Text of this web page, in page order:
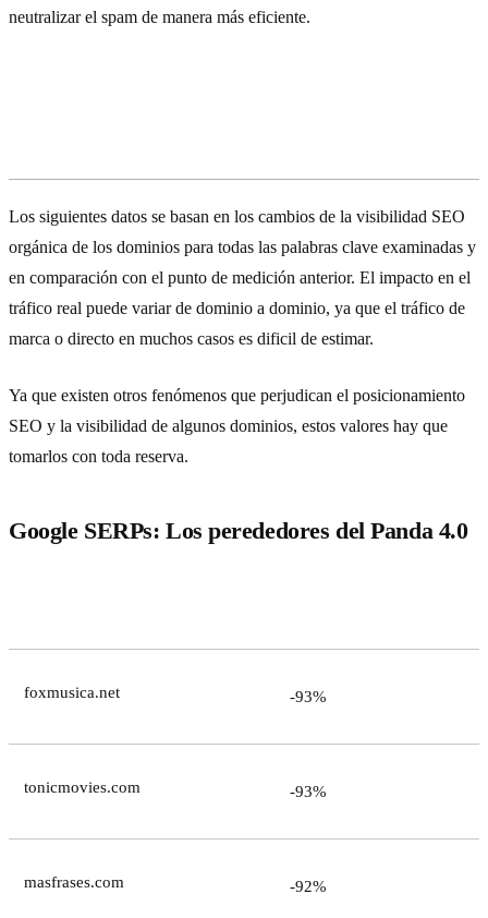
neutralizar el spam de manera más eficiente.
Los siguientes datos se basan en los cambios de la visibilidad SEO
orgánica de los dominios para todas las palabras clave examinadas y
en comparación con el punto de medición anterior. El impacto en el
tráfico real puede variar de dominio a dominio, ya que el tráfico de
marca o directo en muchos casos es dificil de estimar.
Ya que existen otros fenómenos que perjudican el posicionamiento
SEO y la visibilidad de algunos dominios, estos valores hay que
tomarlos con toda reserva.
Google SERPs: Los perededores del Panda 4.0
foxmusica.net -93%
tonicmovies.com -93%
masfrases.com -92%